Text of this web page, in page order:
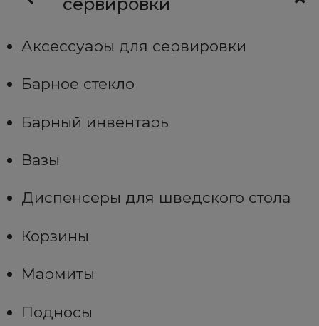
Аксессуары для сервировки
Барное стекло
Барный инвентарь
Вазы
Диспенсеры для шведского стола
Корзины
Мармиты
Подносы